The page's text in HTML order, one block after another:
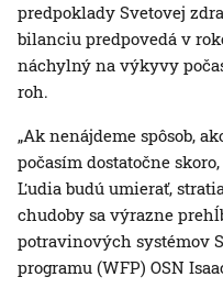
predpoklady Svetovej
bilanciu predpovedá v
náchylný na výkyvy
roh.
„Ak nenájdeme spôsob,
počasím dostatočne
Ľudia budú umierať,
chudoby sa výrazne
potravinových systémov
programu (WFP) OSN